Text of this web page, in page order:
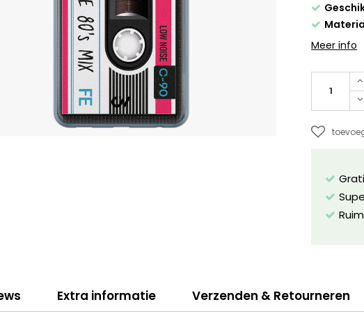
Meer info
Extra informatie Verzenden & Retourneren